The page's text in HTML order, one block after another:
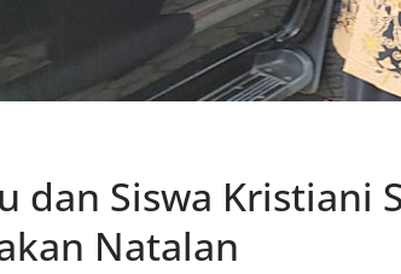
dan Siswa Kristiani
Natalan